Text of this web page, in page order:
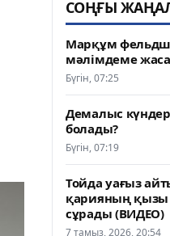
СОҢҒЫ
Марқұм
мәлімдеме
Бүгін, 07:25
Демалыс
болады?
Бүгін, 07:19
Тойда уағыз
қарияның қызы
сұрады (ВИДЕО)
7 тамыз, 2026, 20:54